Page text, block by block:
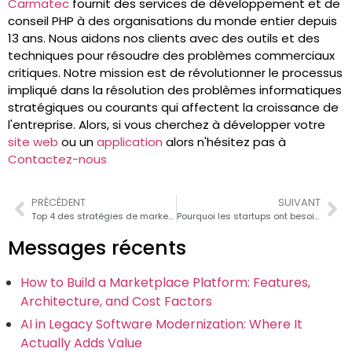
Carmatec fournit des services de développement et de
conseil PHP à des organisations du monde entier depuis
13 ans. Nous aidons nos clients avec des outils et des
techniques pour résoudre des problèmes commerciaux
critiques. Notre mission est de révolutionner le processus
impliqué dans la résolution des problèmes informatiques
stratégiques ou courants qui affectent la croissance de
l'entreprise. Alors, si vous cherchez à développer votre
site web ou unapplication alors n'hésitez pas à
Contactez-nous
PRÉCÉDENT
Top 4 des stratégies de marketing numérique pour les startups
SUIVANT
Pourquoi les startups ont besoin de bons partenaires de conseil en cloud
Messages récents
How to Build a Marketplace Platform: Features,
Architecture, and Cost Factors
AI in Legacy Software Modernization: Where It
Actually Adds Value